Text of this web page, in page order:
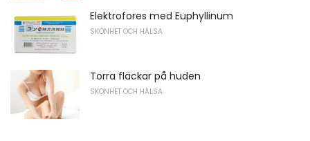
Elektrofores med Euphyllinum
SKÖNHET OCH HÄLSA
Torra fläckar på huden
SKÖNHET OCH HÄLSA